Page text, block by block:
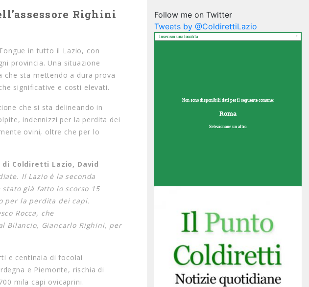
Righini
in tutto il Lazio, con
provincia. Una situazione
che sta mettendo a dura prova
significative e costi elevati.
che si sta delineando in
indennizzi per la perdita dei
ovini, oltre che per lo
Coldiretti Lazio, David
Il Lazio è la seconda
già fatto lo scorso 15
per la perdita dei capi.
Rocca, che
Bilancio, Giancarlo Righini, per
e centinaia di focolai
e Piemonte, rischia di
mila capi ovicaprini.
Follow me on Twitter
Tweets by @ColdirettiLazio
Inserisci una località
Non sono disponibili dati per il seguente comune:
Roma
Selezionane un altro.